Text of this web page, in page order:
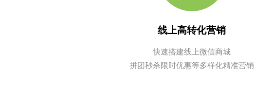
线上高转化营销
快速搭建线上微信商城
拼团秒杀限时优惠等多样化精准营销